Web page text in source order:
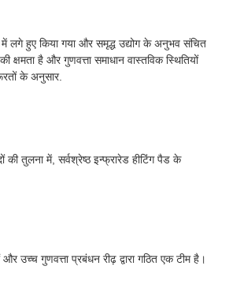
में लगे हुए किया गया और समृद्ध उद्योग के अनुभव संचित
क्षमता है और गुणवत्ता समाधान वास्तविक स्थितियों
के अनुसार.
की तुलना में, सर्वश्रेष्ठ इन्फ्रारेड हीटिंग पैड के
उच्च गुणवत्ता प्रबंधन रीढ़ द्वारा गठित एक टीम है।